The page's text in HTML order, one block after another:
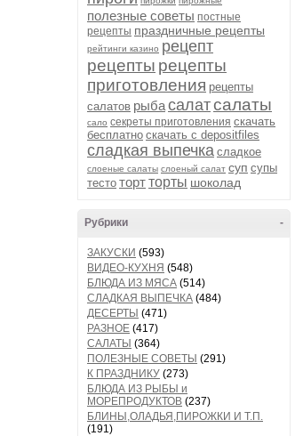
полезные советы постные
рецепты праздничные рецепты
рейтинги казино рецепт
рецепты рецепты
приготовления рецепты
салатов рыбасалатсалаты
сало секреты приготовления скачать
бесплатно скачать с depositfiles
сладкая выпечка сладкое
слоеные салаты слоеный салат суп супы
тесто тортторты шоколад
-
Рубрики
ЗАКУСКИ (593)
ВИДЕО-КУХНЯ (548)
БЛЮДА ИЗ МЯСА (514)
СЛАДКАЯ ВЫПЕЧКА (484)
ДЕСЕРТЫ (471)
РАЗНОЕ (417)
САЛАТЫ (364)
ПОЛЕЗНЫЕ СОВЕТЫ (291)
К ПРАЗДНИКУ (273)
БЛЮДА ИЗ РЫБЫ и
МОРЕПРОДУКТОВ (237)
БЛИНЫ,ОЛАДЬЯ,ПИРОЖКИ И Т.П.
(191)